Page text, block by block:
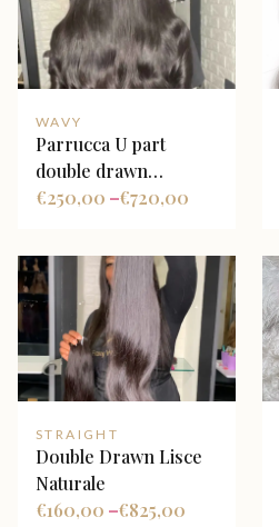
WAVY
Parrucca U part
double drawn
ondulata naturale
250,00
€ – 720,00
€
STRAIGHT
Double Drawn Lisce
Naturale
160,00
€ – 825,00
€